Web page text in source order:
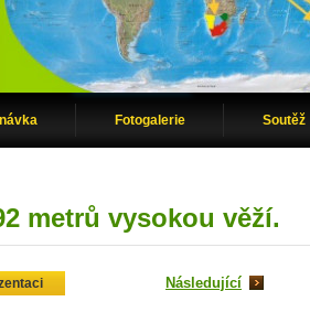
Fotogalerie Soutěž
metrů vysokou věží.
Následující